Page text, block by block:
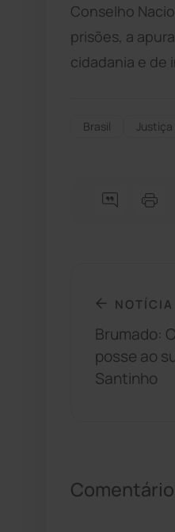
Conselho
prisões, a
cidadania e de
Brasil Justiça
Brumado:
posse ao
Santinho